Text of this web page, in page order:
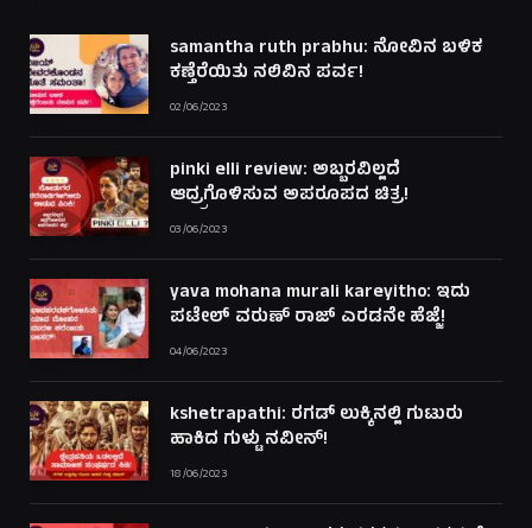
samantha ruth prabhu: ನೋವಿನ ಬಳಿಕ
ಕಣ್ತೆರೆಯಿತು ನಲಿವಿನ ಪರ್ವ!
02/06/2023
pinki elli review: ಅಬ್ಬರವಿಲ್ಲದೆ
ಆದ್ರ್ರಗೊಳಿಸುವ ಅಪರೂಪದ ಚಿತ್ರ!
03/06/2023
yava mohana murali kareyitho: ಇದು
ಪಟೇಲ್ ವರುಣ್ ರಾಜ್ ಎರಡನೇ ಹೆಜ್ಜೆ!
04/06/2023
kshetrapathi: ರಗಡ್ ಲುಕ್ಕಿನಲ್ಲಿ ಗುಟುರು
ಹಾಕಿದ ಗುಳ್ಟು ನವೀನ್!
18/06/2023